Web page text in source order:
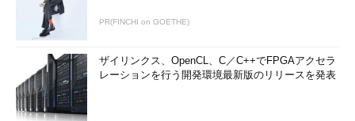
PR(FINCHI on GOETHE)
ザイリンクス、OpenCL、C／C++でFPGAアクセラ
レーションを行う開発環境最新版のリリースを発表